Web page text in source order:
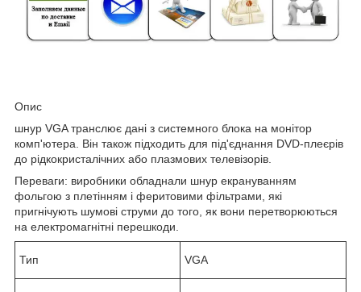
Опис
шнур VGA транслює дані з системного блока на монітор
комп'ютера. Він також підходить для під'єднання DVD-плеєрів
до рідкокристалічних або плазмових телевізорів.
Переваги: виробники обладнали шнур екрануванням
фольгою з плетінням і феритовими фільтрами, які
пригнічують шумові струми до того, як вони перетворюються
на електромагнітні перешкоди.
Тип VGA